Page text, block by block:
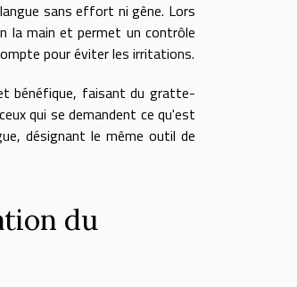
sans effort ni gêne. Lors
la main et permet un contrôle
pour éviter les irritations.
bénéfique, faisant du gratte-
qui se demandent ce qu'est
désignant le même outil de
du